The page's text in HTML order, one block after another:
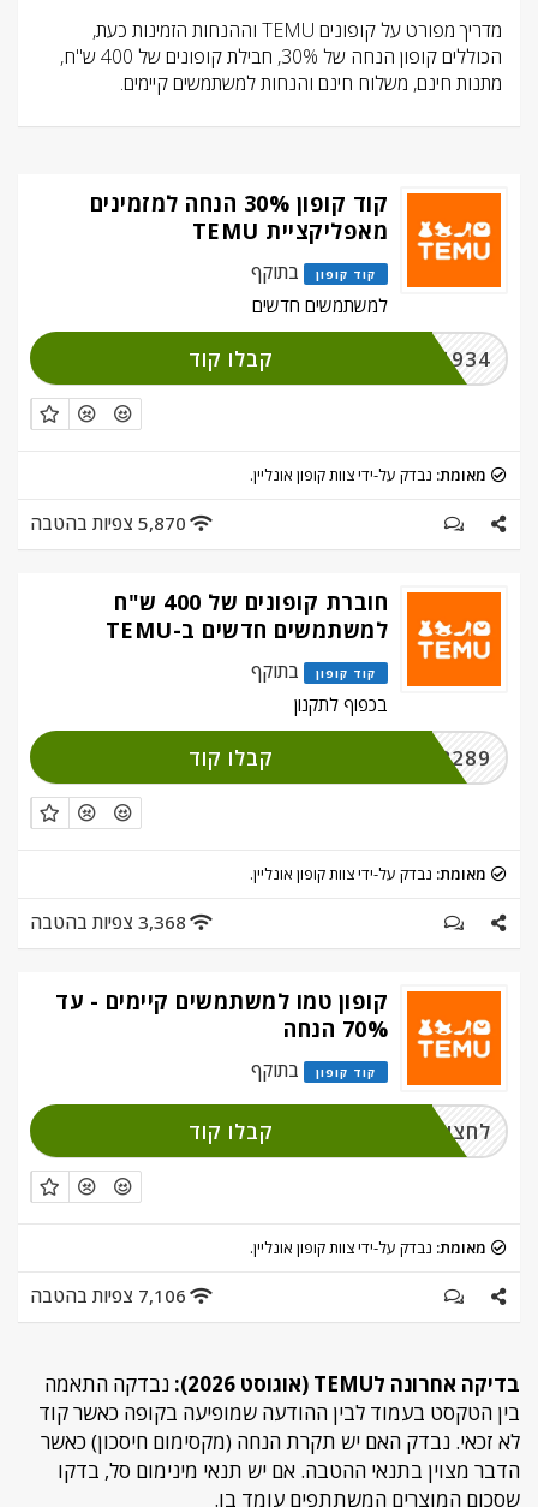
מדריך מפורט על קופונים TEMU וההנחות הזמינות כעת,
הכוללים קופון הנחה של 30%, חבילת קופונים של 400 ש"ח,
מתנות חינם, משלוח חינם והנחות למשתמשים קיימים.
קוד קופון 30% הנחה למזמינים
מאפליקציית TEMU
קוד קופון
בתוקף
למשתמשים חדשים
ACR941934 קבלו קוד
מאומת: נבדק על-ידי צוות קופון אונליין.
5,870 צפיות בהטבה
חוברת קופונים של 400 ש"ח
למשתמשים חדשים ב-TEMU
קוד קופון
בתוקף
בכפוף לתקנון
ALF463289 קבלו קוד
מאומת: נבדק על-ידי צוות קופון אונליין.
3,368 צפיות בהטבה
קופון טמו למשתמשים קיימים - עד
70% הנחה
קוד קופון בתוקף
לחצו על מימוש קבלו קוד
מאומת: נבדק על-ידי צוות קופון אונליין.
7,106 צפיות בהטבה
בדיקה אחרונה לTEMU (אוגוסט 2026):
נבדקה התאמה
בין הטקסט בעמוד לבין ההודעה שמופיעה בקופה כאשר קוד
לא זכאי. נבדק האם יש תקרת הנחה (מקסימום חיסכון) כאשר
הדבר מצוין בתנאי ההטבה. אם יש תנאי מינימום סל, בדקו
שסכום המוצרים המשתתפים עומד בו.